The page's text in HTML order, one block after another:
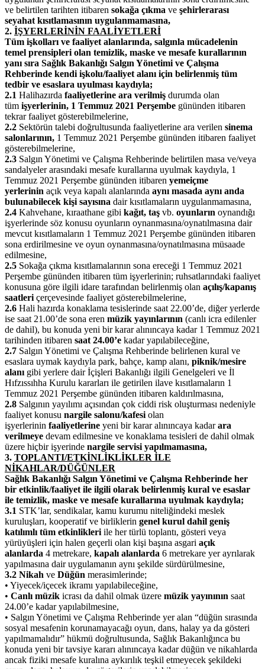
ve belirtilen tarihten itibaren sokağa çıkma ve şehirlerarası
seyahat kısıtlamasının uygulanmamasına,
2. İŞYERLERİNİN FAALİYETLERİ
Tüm işkolları ve faaliyet alanlarında, salgınla mücadelenin
temel prensipleri olan temizlik, maske ve mesafe kurallarının
yanı sıra Sağlık Bakanlığı Salgın Yönetimi ve Çalışma
Rehberinde kendi işkolu/faaliyet alanı için belirlenmiş tüm
tedbir ve esaslara uyulması kaydıyla;
2.1 Halihazırda faaliyetlerine ara verilmiş durumda olan
tüm işyerlerinin, 1 Temmuz 2021 Perşembe gününden itibaren
tekrar faaliyet gösterebilmelerine,
2.2 Sektörün talebi doğrultusunda faaliyetlerine ara verilen sinema
salonlarının, 1 Temmuz 2021 Perşembe gününden itibaren faaliyet
gösterebilmelerine,
2.3 Salgın Yönetimi ve Çalışma Rehberinde belirtilen masa ve/veya
sandalyeler arasındaki mesafe kurallarına uyulmak kaydıyla, 1
Temmuz 2021 Perşembe gününden itibaren yeme­içme
yerlerinin açık veya kapalı alanlarında aynı masada aynı anda
bulunabilecek kişi sayısına dair kısıtlamaların uygulanmamasına,
2.4 Kahvehane, kıraathane gibi kağıt, taş vb. oyunların oynandığı
işyerlerinde söz konusu oyunların oynanmasına/oynatılmasına dair
mevcut kısıtlamaların 1 Temmuz 2021 Perşembe gününden itibaren
sona erdirilmesine ve oyun oynanmasına/oynatılmasına müsaade
edilmesine,
2.5 Sokağa çıkma kısıtlamalarının sona ereceği 1 Temmuz 2021
Perşembe gününden itibaren tüm işyerlerinin; ruhsatlarındaki faaliyet
konusuna göre ilgili idare tarafından belirlenmiş olan açılış/­kapanış
saatleri çerçevesinde faaliyet gösterebilmelerine,
2.6 Hali hazırda konaklama tesislerinde saat 22.00’de, diğer yerlerde
ise saat 21.00’de sona eren müzik yayınlarının (canlı icra edilenler
de dahil), bu konuda yeni bir karar alınıncaya kadar 1 Temmuz 2021
tarihinden itibaren saat 24.00’e kadar yapılabileceğine,
2.7 Salgın Yönetimi ve Çalışma Rehberinde belirlenen kural ve
esaslara uymak kaydıyla park, bahçe, kamp alanı, piknik/mesire
alanı gibi yerlere dair İçişleri Bakanlığı ilgili Genelgeleri ve İl
Hıfzıssıhha Kurulu kararları ile getirilen ilave kısıtlamaların 1
Temmuz 2021 Perşembe gününden itibaren kaldırılmasına,
2.8 Salgının yayılımı açısından çok ciddi risk oluşturması nedeniyle
faaliyet konusu nargile salonu/kafesi olan
işyerlerinin faaliyetlerine yeni bir karar alınıncaya kadarara
verilmeye devam edilmesine ve konaklama tesisleri de dahil olmak
üzere hiçbir işyerinde nargile servisi yapılmamasına,
3. TOPLANTI/ETKİNLİKLİKLER İLE
NİKAHLAR/DÜĞÜNLER
Sağlık Bakanlığı Salgın Yönetimi ve Çalışma Rehberinde her
bir etkinlik/faaliyet ile ilgili olarak belirlenmiş kural ve esaslar
ile temizlik, maske ve mesafe kurallarına uyulmak kaydıyla;
3.1 STK’lar, sendikalar, kamu kurumu niteliğindeki meslek
kuruluşları, kooperatif ve birliklerin genel kurul dahil geniş
katılımlı tüm etkinlikleri ile her türlü toplantı, gösteri veya
yürüyüşleri için halen geçerli olan kişi başına asgari açık
alanlarda 4 metrekare, kapalı alanlarda 6 metrekare yer ayrılarak
yapılmasına dair uygulamanın aynı şekilde sürdürülmesine,
3.2 Nikah ve Düğün merasimlerinde;
• Yiyecek/içecek ikramı yapılabileceğine,
• Canlı müzik icrası da dahil olmak üzere müzik yayınının saat
24.00’e kadar yapılabilmesine,
• Salgın Yönetimi ve Çalışma Rehberinde yer alan “düğün sırasında
sosyal mesafenin korunamayacağı oyun, dans, halay ya da gösteri
yapılmamalıdır” hükmü doğrultusunda, Sağlık Bakanlığınca bu
konuda yeni bir tavsiye kararı alınıncaya kadar düğün ve nikahlarda
ancak fiziki mesafe kuralına aykırılık teşkil etmeyecek şekildeki